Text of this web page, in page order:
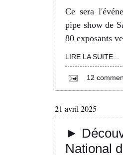
Ce sera
pipe show de
80 exposants
LIRE LA SUITE...
12
21 avril 2025
►
National